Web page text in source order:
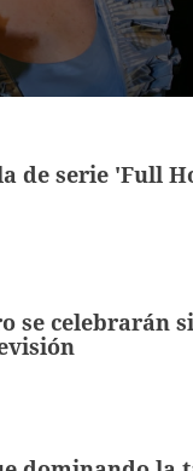
de serie 'Full
se celebrarán